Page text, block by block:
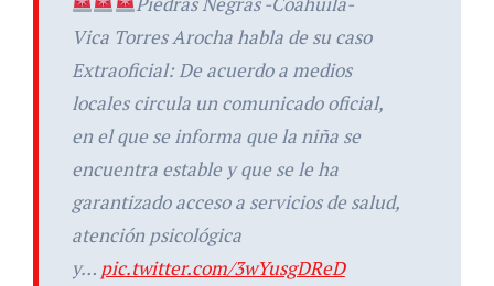
Vica Torres Arocha habla de su caso
Extraoficial: De acuerdo a medios
locales circula un comunicado oficial,
en el que se informa que la niña se
encuentra estable y que se le ha
garantizado acceso a servicios de salud,
atención psicológica
y… pic.twitter.com/3wYusgDReD